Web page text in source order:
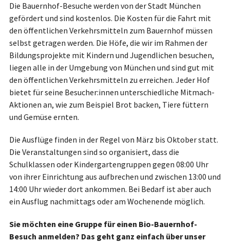
Die Bauernhof-Besuche werden von der Stadt München
gefördert und sind kostenlos. Die Kosten für die Fahrt mit
den öffentlichen Verkehrsmitteln zum Bauernhof müssen
selbst getragen werden. Die Höfe, die wir im Rahmen der
Bildungsprojekte mit Kindern und Jugendlichen besuchen,
liegen alle in der Umgebung von München und sind gut mit
den öffentlichen Verkehrsmitteln zu erreichen. Jeder Hof
bietet für seine Besucher:innen unterschiedliche Mitmach-
Aktionen an, wie zum Beispiel Brot backen, Tiere füttern
und Gemüse ernten.
Die Ausflüge finden in der Regel von März bis Oktober statt.
Die Veranstaltungen sind so organisiert, dass die
Schulklassen oder Kindergartengruppen gegen 08:00 Uhr
von ihrer Einrichtung aus aufbrechen und zwischen 13:00 und
14:00 Uhr wieder dort ankommen. Bei Bedarf ist aber auch
ein Ausflug nachmittags oder am Wochenende möglich.
Sie möchten eine Gruppe für einen Bio-Bauernhof-
Besuch anmelden? Das geht ganz einfach über unser